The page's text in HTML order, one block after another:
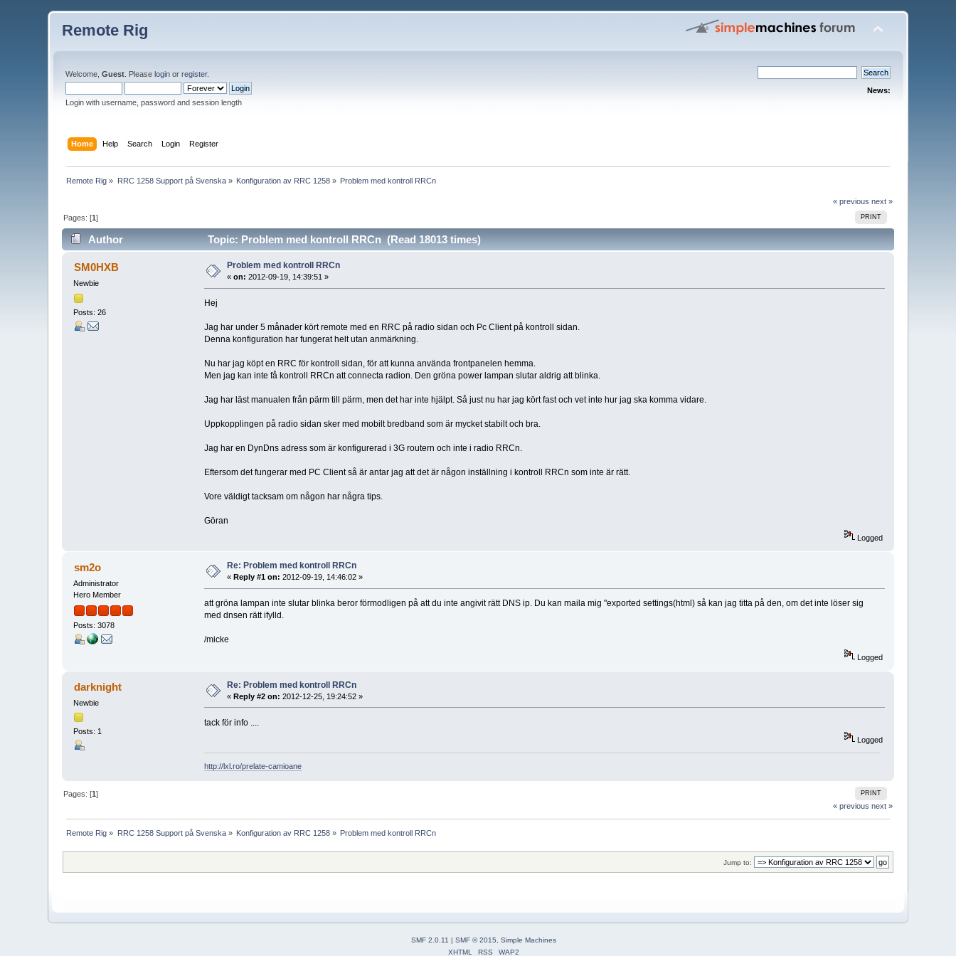
Remote Rig
Welcome,Guest . Pleaselogin orregister.
Login with username, password and session length
News:
Home Help Search Login Register
Remote Rig » RRC 1258 Support på Svenska» Konfiguration av RRC 1258 » Problem med kontroll RRCn
« previous next »
PRINT
Pages: [1]
Author Topic: Problem med kontroll RRCn (Read 18013 times)
SM0HXB
Newbie
Posts: 26
Problem med kontroll RRCn
«on: 2012-09-19, 14:39:51 »
Hej
Jag har under 5 månader kört remote med en RRC på radio sidan och Pc Client på kontroll sidan.
Denna konfiguration har fungerat helt utan anmärkning.
Nu har jag köpt en RRC för kontroll sidan, för att kunna använda frontpanelen hemma.
Men jag kan inte få kontroll RRCn att connecta radion. Den gröna power lampan slutar aldrig att blinka.
Jag har läst manualen från pärm till pärm, men det har inte hjälpt. Så just nu har jag kört fast och vet inte hur jag ska komma vidare.
Uppkopplingen på radio sidan sker med mobilt bredband som är mycket stabilt och bra.
Jag har en DynDns adress som är konfigurerad i 3G routern och inte i radio RRCn.
Eftersom det fungerar med PC Client så är antar jag att det är någon inställning i kontroll RRCn som inte är rätt.
Vore väldigt tacksam om någon har några tips.
Göran
Logged
sm2o
Administrator
Hero Member
Posts: 3078
Re: Problem med kontroll RRCn
« Reply #1 on: 2012-09-19, 14:46:02 »
att gröna lampan inte slutar blinka beror förmodligen på att du inte angivit rätt DNS ip. Du kan maila mig "exported settings(html) så kan jag titta på den, om det inte löser sig
med dnsen rätt ifylld.
/micke
Logged
darknight
Newbie
Posts: 1
Re: Problem med kontroll RRCn
«Reply #2 on: 2012-12-25, 19:24:52 »
tack för info ....
Logged
http://lxl.ro/prelate-camioane
PRINT
Pages: [1]
« previous next »
Remote Rig » RRC 1258 Support på Svenska» Konfiguration av RRC 1258 » Problem med kontroll RRCn
Jump to:
SMF 2.0.11 | SMF © 2015
Simple Machines
XHTML
RSS WAP2